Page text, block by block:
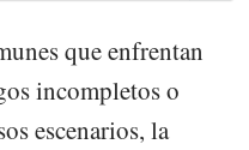
que enfrentan
incompletos o
escenarios, la